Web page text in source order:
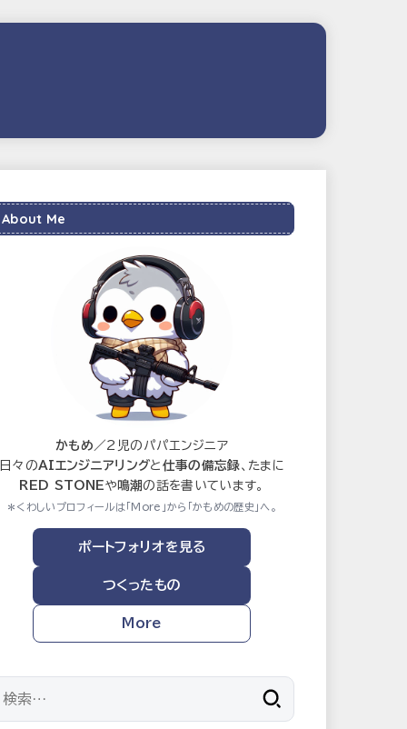
About Me
かもめ ／2児のパパエンジニア
々のAIエンジニアリングと 仕事の備忘録、たまに
RED STONEや 鳴潮 の話を書いています。
＊くわしいプロフィールは「More」から「かもめの歴史」へ。
ポートフォリオを見る
つくったもの
More